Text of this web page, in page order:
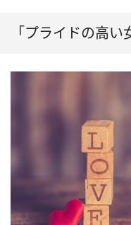
「プライドの高